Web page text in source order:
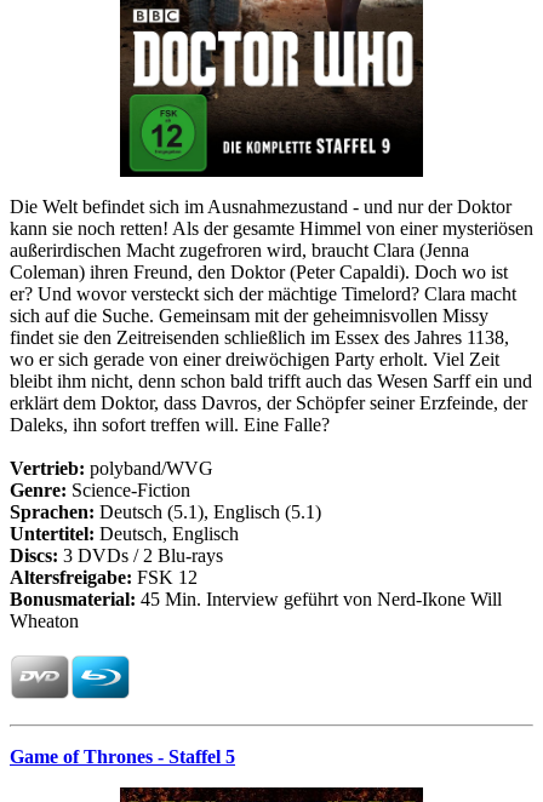
Die Welt befindet sich im Ausnahmezustand - und nur der Doktor
kann sie noch retten! Als der gesamte Himmel von einer mysteriösen
außerirdischen Macht zugefroren wird, braucht Clara (Jenna
Coleman) ihren Freund, den Doktor (Peter Capaldi). Doch wo ist
er? Und wovor versteckt sich der mächtige Timelord? Clara macht
sich auf die Suche. Gemeinsam mit der geheimnisvollen Missy
findet sie den Zeitreisenden schließlich im Essex des Jahres 1138,
wo er sich gerade von einer dreiwöchigen Party erholt. Viel Zeit
bleibt ihm nicht, denn schon bald trifft auch das Wesen Sarff ein und
erklärt dem Doktor, dass Davros, der Schöpfer seiner Erzfeinde, der
Daleks, ihn sofort treffen will. Eine Falle?
Vertrieb: polyband/WVG
Genre: Science-Fiction
Sprachen: Deutsch (5.1), Englisch (5.1)
Untertitel: Deutsch, Englisch
Discs: 3 DVDs / 2 Blu-rays
Altersfreigabe: FSK 12
Bonusmaterial: 45 Min. Interview geführt von Nerd-Ikone Will
Wheaton
Game of Thrones - Staffel 5